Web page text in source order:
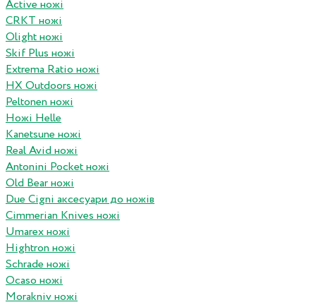
Active ножі
CRKT ножі
Olight ножі
Skif Plus ножі
Extrema Ratio ножі
HX Outdoors ножі
Peltonen ножі
Ножі Helle
Kanetsune ножі
Real Avid ножі
Antonini Pocket ножі
Old Bear ножі
Due Cigni аксесуари до ножів
Cimmerian Knives ножі
Umarex ножі
Hightron ножі
Schrade ножі
Ocaso ножі
Morakniv ножі